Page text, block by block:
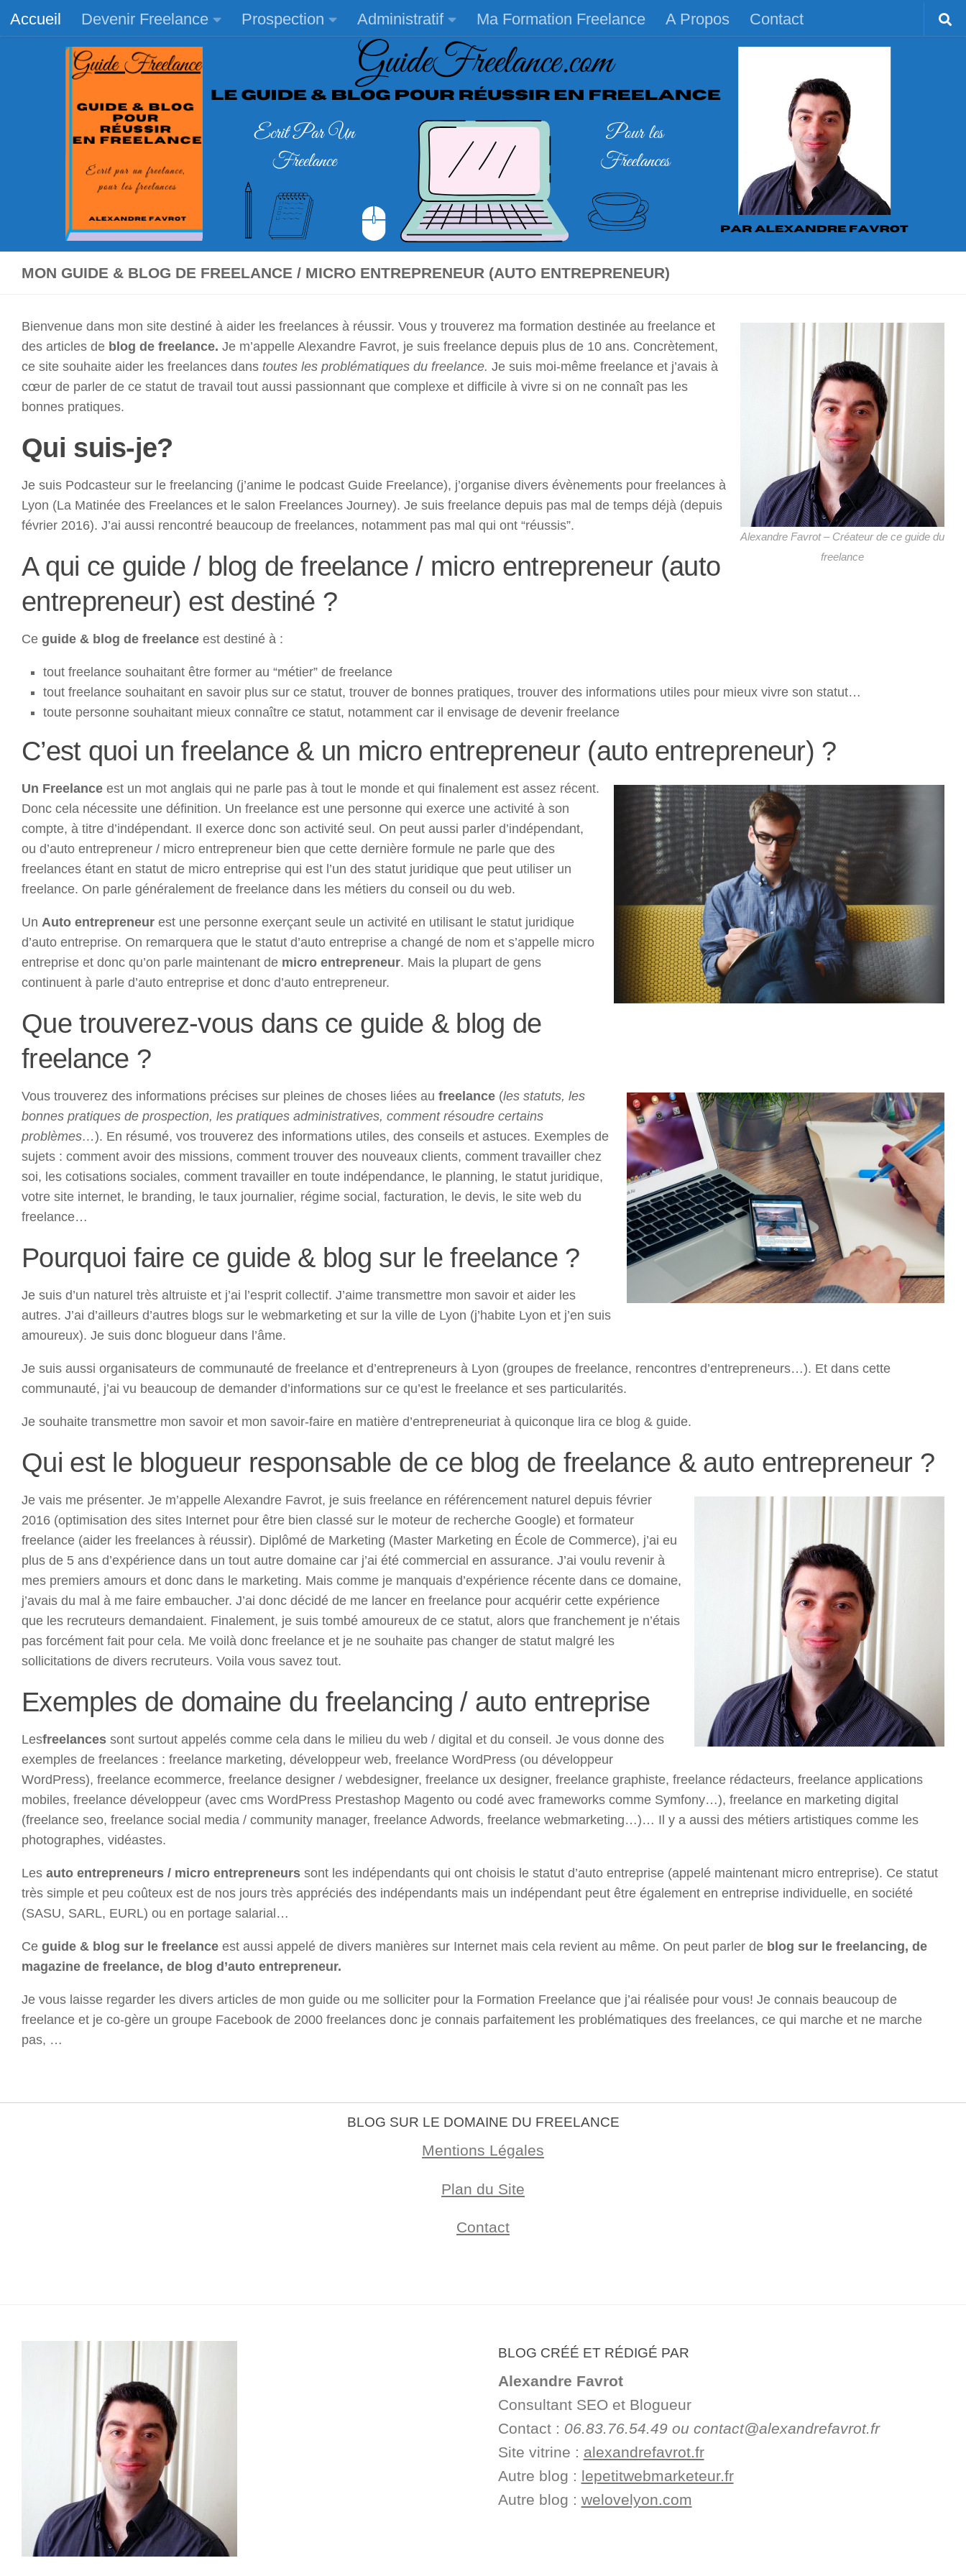
Skip to content
Accueil Devenir Freelance Prospection Administratif Ma Formation Freelance A Propos Contact
MON GUIDE & BLOG DE FREELANCE / MICRO ENTREPRENEUR (AUTO ENTREPRENEUR)
Alexandre Favrot – Créateur de ce guide du
freelance
Bienvenue dans mon site destiné à aider les freelances à réussir. Vous y trouverez ma formation destinée au freelance et
des articles de blog de freelance. Je m’appelle Alexandre Favrot, je suis freelance depuis plus de 10 ans. Concrètement,
ce site souhaite aider les freelances dans toutes les problématiques du freelance. Je suis moi-même freelance et j’avais à
cœur de parler de ce statut de travail tout aussi passionnant que complexe et difficile à vivre si on ne connaît pas les
bonnes pratiques.
Qui suis-je?
Je suis Podcasteur sur le freelancing (j’anime le podcast Guide Freelance), j’organise divers évènements pour freelances à
Lyon (La Matinée des Freelances et le salon Freelances Journey). Je suis freelance depuis pas mal de temps déjà (depuis
février 2016). J’ai aussi rencontré beaucoup de freelances, notamment pas mal qui ont “réussis”.
A qui ce guide / blog de freelance / micro entrepreneur (auto
entrepreneur) est destiné ?
Ce guide & blog de freelance est destiné à :
tout freelance souhaitant être former au “métier” de freelance
tout freelance souhaitant en savoir plus sur ce statut, trouver de bonnes pratiques, trouver des informations utiles pour mieux vivre son statut…
toute personne souhaitant mieux connaître ce statut, notamment car il envisage de devenir freelance
C’est quoi un freelance & un micro entrepreneur (auto entrepreneur) ?
Un Freelance est un mot anglais qui ne parle pas à tout le monde et qui finalement est assez récent.
Donc cela nécessite une définition. Un freelance est une personne qui exerce une activité à son
compte, à titre d’indépendant. Il exerce donc son activité seul. On peut aussi parler d’indépendant,
ou d’auto entrepreneur / micro entrepreneur bien que cette dernière formule ne parle que des
freelances étant en statut de micro entreprise qui est l’un des statut juridique que peut utiliser un
freelance. On parle généralement de freelance dans les métiers du conseil ou du web.
Un Auto entrepreneur est une personne exerçant seule un activité en utilisant le statut juridique
d’auto entreprise. On remarquera que le statut d’auto entreprise a changé de nom et s’appelle micro
entreprise et donc qu’on parle maintenant de micro entrepreneur. Mais la plupart de gens
continuent à parle d’auto entreprise et donc d’auto entrepreneur.
Que trouverez-vous dans ce guide & blog de
freelance ?
Vous trouverez des informations précises sur pleines de choses liées au freelance (les statuts, les
bonnes pratiques de prospection, les pratiques administratives, comment résoudre certains
problèmes…). En résumé, vos trouverez des informations utiles, des conseils et astuces. Exemples de
sujets : comment avoir des missions, comment trouver des nouveaux clients, comment travailler chez
soi, les cotisations sociales, comment travailler en toute indépendance, le planning, le statut juridique,
votre site internet, le branding, le taux journalier, régime social, facturation, le devis, le site web du
freelance…
Pourquoi faire ce guide & blog sur le freelance ?
Je suis d’un naturel très altruiste et j’ai l’esprit collectif. J’aime transmettre mon savoir et aider les
autres. J’ai d’ailleurs d’autres blogs sur le webmarketing et sur la ville de Lyon (j’habite Lyon et j’en suis
amoureux). Je suis donc blogueur dans l’âme.
Je suis aussi organisateurs de communauté de freelance et d’entrepreneurs à Lyon (groupes de freelance, rencontres d’entrepreneurs…). Et dans cette
communauté, j’ai vu beaucoup de demander d’informations sur ce qu’est le freelance et ses particularités.
Je souhaite transmettre mon savoir et mon savoir-faire en matière d’entrepreneuriat à quiconque lira ce blog & guide.
Qui est le blogueur responsable de ce blog de freelance & auto entrepreneur ?
Je vais me présenter. Je m’appelle Alexandre Favrot, je suis freelance en référencement naturel depuis février
2016 (optimisation des sites Internet pour être bien classé sur le moteur de recherche Google) et formateur
freelance (aider les freelances à réussir). Diplômé de Marketing (Master Marketing en École de Commerce), j’ai eu
plus de 5 ans d’expérience dans un tout autre domaine car j’ai été commercial en assurance. J’ai voulu revenir à
mes premiers amours et donc dans le marketing. Mais comme je manquais d’expérience récente dans ce domaine,
j’avais du mal à me faire embaucher. J’ai donc décidé de me lancer en freelance pour acquérir cette expérience
que les recruteurs demandaient. Finalement, je suis tombé amoureux de ce statut, alors que franchement je n’étais
pas forcément fait pour cela. Me voilà donc freelance et je ne souhaite pas changer de statut malgré les
sollicitations de divers recruteurs. Voila vous savez tout.
Exemples de domaine du freelancing / auto entreprise
Lesfreelances sont surtout appelés comme cela dans le milieu du web / digital et du conseil. Je vous donne des
exemples de freelances : freelance marketing, développeur web, freelance WordPress (ou développeur
WordPress), freelance ecommerce, freelance designer / webdesigner, freelance ux designer, freelance graphiste, freelance rédacteurs, freelance applications
mobiles, freelance développeur (avec cms WordPress Prestashop Magento ou codé avec frameworks comme Symfony…), freelance en marketing digital
(freelance seo, freelance social media / community manager, freelance Adwords, freelance webmarketing…)… Il y a aussi des métiers artistiques comme les
photographes, vidéastes.
Les auto entrepreneurs / micro entrepreneurs sont les indépendants qui ont choisis le statut d’auto entreprise (appelé maintenant micro entreprise). Ce statut
très simple et peu coûteux est de nos jours très appréciés des indépendants mais un indépendant peut être également en entreprise individuelle, en société
(SASU, SARL, EURL) ou en portage salarial…
Ce guide & blog sur le freelance est aussi appelé de divers manières sur Internet mais cela revient au même. On peut parler de blog sur le freelancing, de
magazine de freelance, de blog d’auto entrepreneur.
Je vous laisse regarder les divers articles de mon guide ou me solliciter pour la Formation Freelance que j’ai réalisée pour vous! Je connais beaucoup de
freelance et je co-gère un groupe Facebook de 2000 freelances donc je connais parfaitement les problématiques des freelances, ce qui marche et ne marche
pas, …
BLOG SUR LE DOMAINE DU FREELANCE
Mentions Légales
Plan du Site
Contact
BLOG CRÉÉ ET RÉDIGÉ PAR
Alexandre Favrot
Consultant SEO et Blogueur
Contact : 06.83.76.54.49 ou contact@alexandrefavrot.fr
Site vitrine : alexandrefavrot.fr
Autre blog : lepetitwebmarketeur.fr
Autre blog : welovelyon.com